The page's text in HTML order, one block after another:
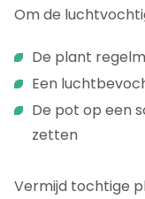
Om de
De plant
Een
De pot op een
zetten
Vermijd tochtige